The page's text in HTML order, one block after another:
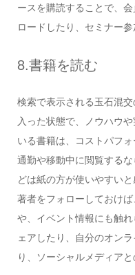
ースを購読することで、
ロードしたり、セミナー参
8.書籍を読む
検索で表示される玉石混
入った状態で、ノウハウ
いる書籍は、コストパフ
通勤や移動中に閲覧する
どは紙の方が使いやすいと
著者をフォローしておけ
や、イベント情報にも触
ェアしたり、自分のオン
り、ソーシャルメディアと